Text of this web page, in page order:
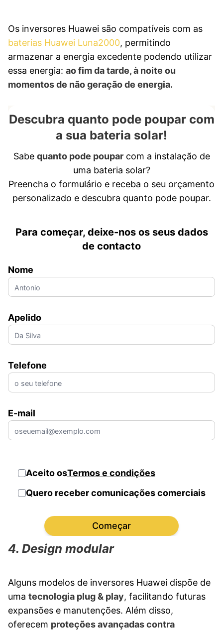
Os inversores Huawei são compatíveis com as
baterias Huawei Luna2000, permitindo
armazenar a energia excedente podendo utilizar
essa energia: ao fim da tarde, à noite ou
momentos de não geração de energia.
Descubra quanto pode poupar com
a sua bateria solar!
Sabe quanto pode pouparcom a instalação de
uma bateria solar?
Preencha o formulário e receba o seu orçamento
personalizado e descubra quanto pode poupar.
Para começar, deixe-nos os seus dados
de contacto
Nome
Apelido
Telefone
E-mail
Aceito osTermos e condições
Quero receber comunicações comerciais
Começar
4. Design modular
Alguns modelos de inversores Huawei dispõe de
uma tecnologia plug & play, facilitando futuras
expansões e manutenções. Além disso,
oferecem proteções avançadas contra